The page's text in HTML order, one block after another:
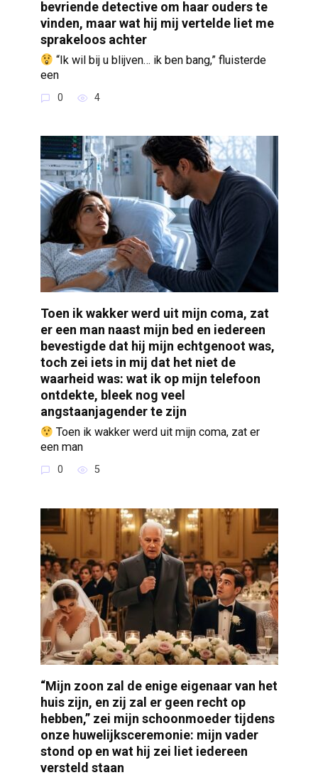
bevriende detective om haar ouders te
vinden, maar wat hij mij vertelde liet me
sprakeloos achter
“Ik wil bij u blijven… ik ben bang,” fluisterde
een
0 4
Toen ik wakker werd uit mijn coma, zat
er een man naast mijn bed en iedereen
bevestigde dat hij mijn echtgenoot was,
toch zei iets in mij dat het niet de
waarheid was: wat ik op mijn telefoon
ontdekte, bleek nog veel
angstaanjagender te zijn
Toen ik wakker werd uit mijn coma, zat er
een man
0 5
“Mijn zoon zal de enige eigenaar van het
huis zijn, en zij zal er geen recht op
hebben,” zei mijn schoonmoeder tijdens
onze huwelijksceremonie: mijn vader
stond op en wat hij zei liet iedereen
versteld staan